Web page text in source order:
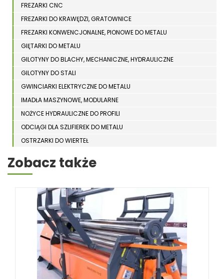
FREZARKI CNC
FREZARKI DO KRAWĘDZI, GRATOWNICE
FREZARKI KONWENCJONALNE, PIONOWE DO METALU
GIĘTARKI DO METALU
GILOTYNY DO BLACHY, MECHANICZNE, HYDRAULICZNE
GILOTYNY DO STALI
GWINCIARKI ELEKTRYCZNE DO METALU
IMADŁA MASZYNOWE, MODULARNE
NOŻYCE HYDRAULICZNE DO PROFILI
ODCIĄGI DLA SZLIFIEREK DO METALU
OSTRZARKI DO WIERTEŁ
PIŁY TAŚMOWE DO METALU
PRASY DO OBRÓBKI PLASTYCZNEJ METALU
SPĘCZARKI
STOJAKI
STOŁY ROLKOWE
SZLIFIERKI DO METALU, PŁASZCZYZN
TOKARKI
TOKARKI CNC
Zobacz także